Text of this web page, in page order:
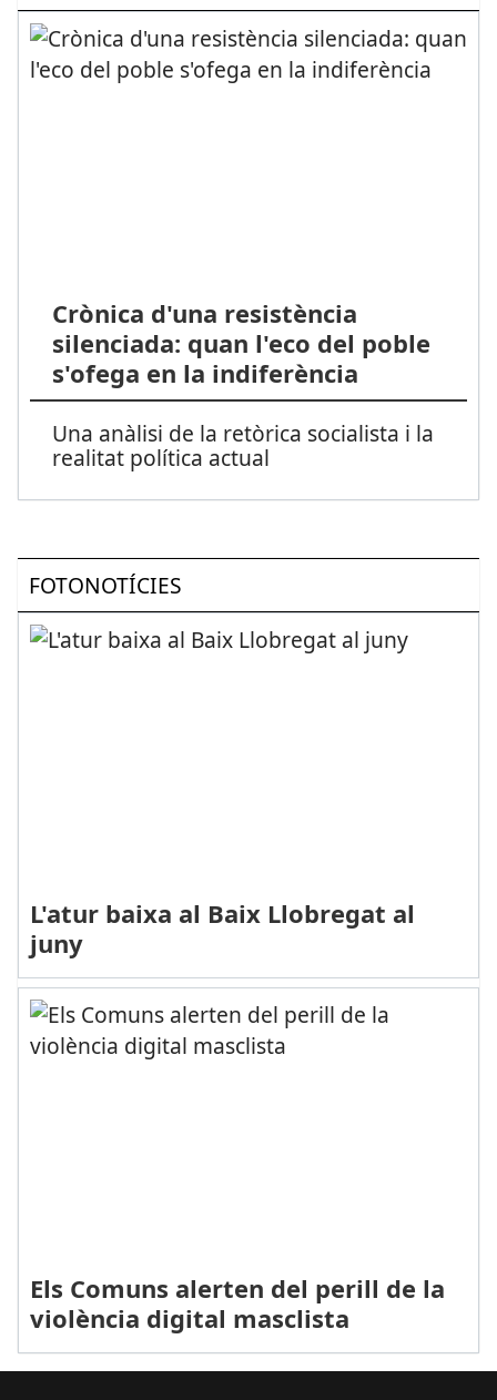
Crònica d'una resistència
silenciada: quan l'eco del poble
s'ofega en la indiferència
Una anàlisi de la retòrica socialista i la
realitat política actual
FOTONOTÍCIES
L'atur baixa al Baix Llobregat al
juny
Els Comuns alerten del perill de la
violència digital masclista